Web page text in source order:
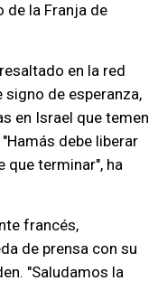
de la Franja de
en la red
de esperanza,
en Israel que temen
debe liberar
que terminar", ha
francés,
de prensa con su
"Saludamos la